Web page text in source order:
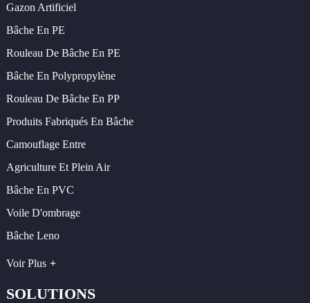
Gazon Artificiel
Bâche En PE
Rouleau De Bâche En PE
Bâche En Polypropylène
Rouleau De Bâche En PP
Produits Fabriqués En Bâche
Camouflage Entre
Agriculture Et Plein Air
Bâche En PVC
Voile D'ombrage
Bâche Leno
Voir Plus
SOLUTIONS